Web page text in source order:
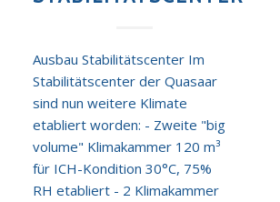
Ausbau Stabilitätscenter Im
Stabilitätscenter der Quasaar
sind nun weitere Klimate
etabliert worden: - Zweite "big
volume" Klimakammer 120 m³
für ICH-Kondition 30°C, 75%
RH etabliert - 2 Klimakammer